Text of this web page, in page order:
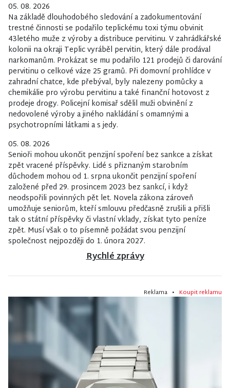
05. 08. 2026
Na základě dlouhodobého sledování a zadokumentování
trestné činnosti se podařilo teplickému toxi týmu obvinit
43letého muže z výroby a distribuce pervitinu. V zahrádkářské
kolonii na okraji Teplic vyráběl pervitin, který dále prodával
narkomanům. Prokázat se mu podařilo 121 prodejů či darování
pervitinu o celkové váze 25 gramů. Při domovní prohlídce v
zahradní chatce, kde přebýval, byly nalezeny pomůcky a
chemikálie pro výrobu pervitinu a také finanční hotovost z
prodeje drogy. Policejní komisař sdělil muži obvinění z
nedovolené výroby a jiného nakládání s omamnými a
psychotropními látkami a s jedy.
05. 08. 2026
Senioři mohou ukončit penzijní spoření bez sankce a získat
zpět vracené příspěvky. Lidé s přiznaným starobním
důchodem mohou od 1. srpna ukončit penzijní spoření
založené před 29. prosincem 2023 bez sankcí, i když
neodspořili povinných pět let. Novela zákona zároveň
umožňuje seniorům, kteří smlouvu předčasně zrušili a přišli
tak o státní příspěvky či vlastní vklady, získat tyto peníze
zpět. Musí však o to písemně požádat svou penzijní
společnost nejpozději do 1. února 2027.
Rychlé zprávy
Reklama • Koupit reklamu